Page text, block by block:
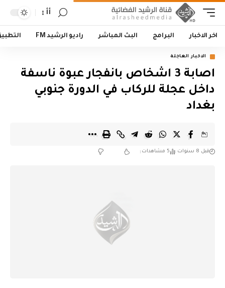
أأ
اخر الاخبار البرامج البث المباشر راديو الرشيد FM
الاخبار العاجلة
اصابة 3 اشخاص بانفجار عبوة ناسفة
داخل عجلة للركاب في الدورة جنوبي
بغداد
قبل 8 سنوات 5 مشاهدات